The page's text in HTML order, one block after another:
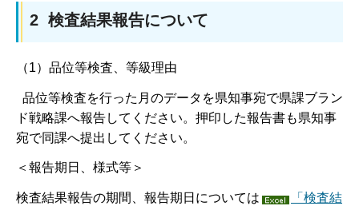
2 検査結果報告について
（1）品位等検査、等級理由
品位等検査を行った月のデータを県知事宛で県課ブラン
ド戦略課へ報告してください。押印した報告書も県知事
宛で同課へ提出してください。
＜報告期日、様式等＞
検査結果報告の期間、報告期日については
「検査結